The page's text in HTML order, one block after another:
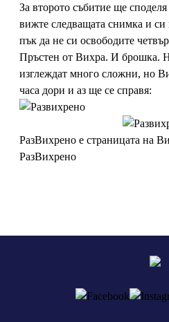
За второто събитие ще
вижте следващата снимка и си
пък да не си освободите
Пръстен от Вихра. И брошка.
изглеждат много сложни, но
часа дори и аз ще се справя:
РазВихрено е страницата на
РазВихрено